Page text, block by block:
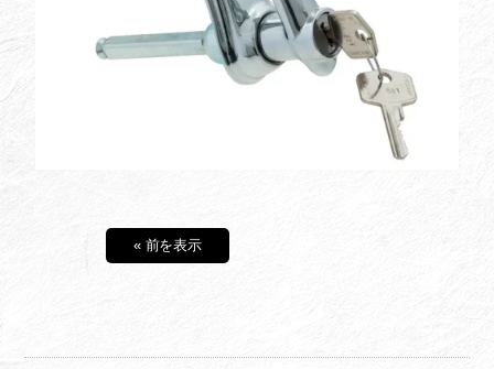
« 前を表示